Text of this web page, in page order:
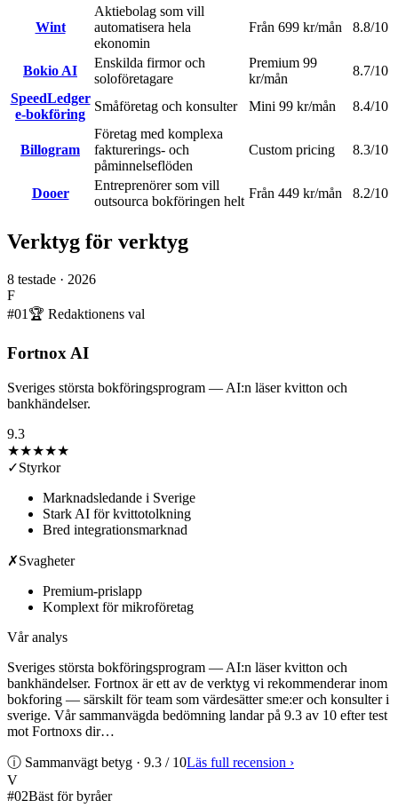
Wint
Aktiebolag som vill
automatisera hela
ekonomin
Från 699 kr/mån 8.8/10
Bokio AI
Enskilda firmor och
soloföretagare
Premium 99
kr/mån
8.7/10
SpeedLedger
e-bokföring
Småföretag och konsulter Mini 99 kr/mån 8.4/10
Billogram
Företag med komplexa
fakturerings- och
påminnelseflöden
Custom pricing 8.3/10
Dooer
Entreprenörer som vill
outsourca bokföringen helt
Från 449 kr/mån 8.2/10
Verktyg för verktyg
8 testade · 2026
F
#01 🏆 Redaktionens val
Fortnox AI
Sveriges största bokföringsprogram — AI:n läser kvitton och
bankhändelser.
9.3
★★★★★
✓Styrkor
Marknadsledande i Sverige
Stark AI för kvittotolkning
Bred integrationsmarknad
✗Svagheter
Premium-prislapp
Komplext för mikroföretag
Vår analys
Sveriges största bokföringsprogram — AI:n läser kvitton och
bankhändelser. Fortnox är ett av de verktyg vi rekommenderar inom
bokforing — särskilt för team som värdesätter sme:er och konsulter i
sverige. Vår sammanvägda bedömning landar på 9.3 av 10 efter test
mot Fortnoxs dir…
ⓘ Sammanvägt betyg · 9.3 / 10Läs full recension ›
V
#02Bäst för byråer